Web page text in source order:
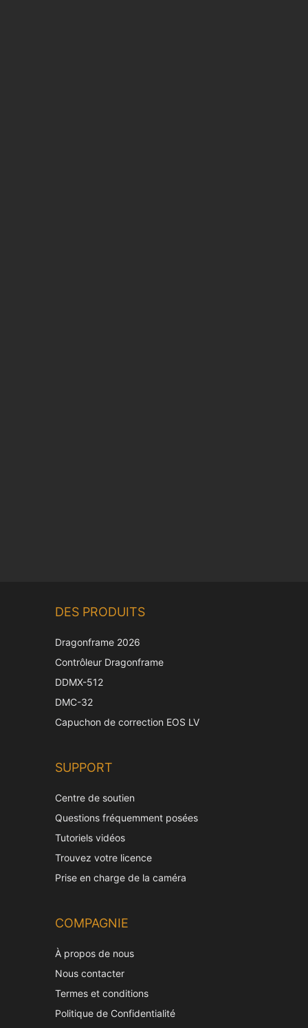
DES PRODUITS
Dragonframe 2026
Contrôleur Dragonframe
DDMX-512
DMC-32
Capuchon de correction EOS LV
SUPPORT
Centre de soutien
Questions fréquemment posées
Tutoriels vidéos
Trouvez votre licence
Prise en charge de la caméra
COMPAGNIE
À propos de nous
Nous contacter
Termes et conditions
Politique de Confidentialité